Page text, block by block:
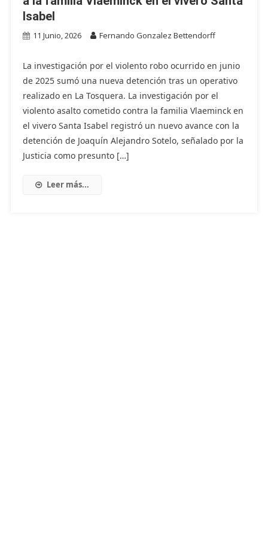
Isabel
11 Junio, 2026 Fernando Gonzalez Bettendorff
La investigación por el violento robo ocurrido en junio
de 2025 sumó una nueva detención tras un operativo
realizado en La Tosquera. La investigación por el
violento asalto cometido contra la familia Vlaeminck en
el vivero Santa Isabel registró un nuevo avance con la
detención de Joaquín Alejandro Sotelo, señalado por la
Justicia como presunto […]
Leer más...